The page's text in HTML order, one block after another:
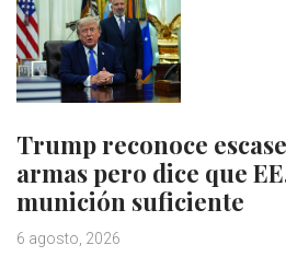
Trump reconoce
armas pero dice que
munición suficiente
6 agosto, 2026